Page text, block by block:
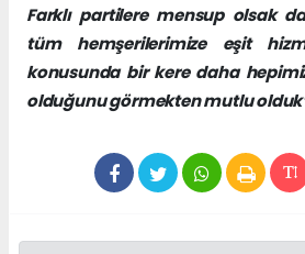
Farklı partilere mensup olsak
tüm hemşerilerimize eşit
konusunda bir kere daha
olduğunu görmekten mutlu